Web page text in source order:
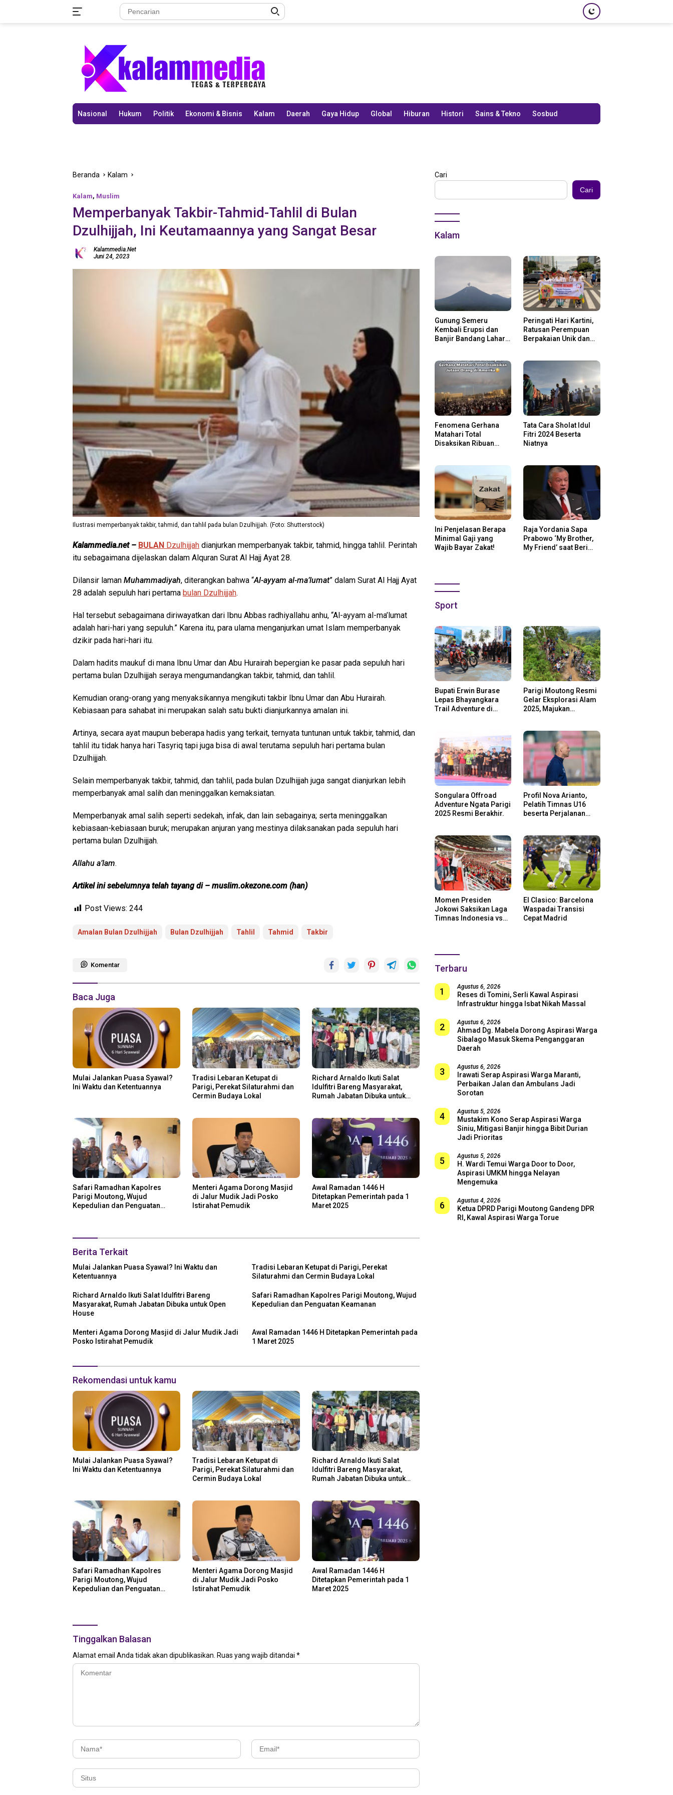
Nasional Hukum Politik Ekonomi & Bisnis Kalam Daerah Gaya Hidup Global Hiburan Histori Sains & Tekno Sosbud
Beranda Kalam
Kalam, Muslim
Memperbanyak Takbir-Tahmid-Tahlil di Bulan
Dzulhijjah, Ini Keutamaannya yang Sangat Besar
Kalammedia.net
Juni 24, 2023
Ilustrasi memperbanyak takbir, tahmid, dan tahlil pada bulan Dzulhijjah. (Foto: Shutterstock)
Kalammedia.net – BULAN Dzulhijjah dianjurkan memperbanyak takbir, tahmid, hingga tahlil. Perintah
itu sebagaimana dijelaskan dalam Alquran Surat Al Hajj Ayat 28.
Dilansir laman Muhammadiyah, diterangkan bahwa “Al-ayyam al-ma’lumat” dalam Surat Al Hajj Ayat
28 adalah sepuluh hari pertama bulan Dzulhijjah.
Hal tersebut sebagaimana diriwayatkan dari Ibnu Abbas radhiyallahu anhu, “Al-ayyam al-ma’lumat
adalah hari-hari yang sepuluh.” Karena itu, para ulama menganjurkan umat Islam memperbanyak
dzikir pada hari-hari itu.
Dalam hadits maukuf di mana Ibnu Umar dan Abu Hurairah bepergian ke pasar pada sepuluh hari
pertama bulan Dzulhijjah seraya mengumandangkan takbir, tahmid, dan tahlil.
Kemudian orang-orang yang menyaksikannya mengikuti takbir Ibnu Umar dan Abu Hurairah.
Kebiasaan para sahabat ini merupakan salah satu bukti dianjurkannya amalan ini.
Artinya, secara ayat maupun beberapa hadis yang terkait, ternyata tuntunan untuk takbir, tahmid, dan
tahlil itu tidak hanya hari Tasyriq tapi juga bisa di awal terutama sepuluh hari pertama bulan
Dzulhijjah.
Selain memperbanyak takbir, tahmid, dan tahlil, pada bulan Dzulhijjah juga sangat dianjurkan lebih
memperbanyak amal salih dan meninggalkan kemaksiatan.
Memperbanyak amal salih seperti sedekah, infak, dan lain sebagainya; serta meninggalkan
kebiasaan-kebiasaan buruk; merupakan anjuran yang mestinya dilaksanakan pada sepuluh hari
pertama bulan Dzulhijjah.
Allahu a’lam.
Artikel ini sebelumnya telah tayang di – muslim.okezone.com (han)
Post Views: 244
Amalan Bulan Dzulhijjah Bulan Dzulhijjah Tahlil Tahmid Takbir
Komentar
Baca Juga
Mulai Jalankan Puasa Syawal?
Ini Waktu dan Ketentuannya
Tradisi Lebaran Ketupat di
Parigi, Perekat Silaturahmi dan
Cermin Budaya Lokal
Richard Arnaldo Ikuti Salat
Idulfitri Bareng Masyarakat,
Rumah Jabatan Dibuka untuk
Safari Ramadhan Kapolres
Parigi Moutong, Wujud
Kepedulian dan Penguatan
Menteri Agama Dorong Masjid
di Jalur Mudik Jadi Posko
Istirahat Pemudik
Awal Ramadan 1446 H
Ditetapkan Pemerintah pada 1
Maret 2025
Berita Terkait
Mulai Jalankan Puasa Syawal? Ini Waktu dan
Ketentuannya
Tradisi Lebaran Ketupat di Parigi, Perekat
Silaturahmi dan Cermin Budaya Lokal
Richard Arnaldo Ikuti Salat Idulfitri Bareng
Masyarakat, Rumah Jabatan Dibuka untuk Open
House
Safari Ramadhan Kapolres Parigi Moutong, Wujud
Kepedulian dan Penguatan Keamanan
Menteri Agama Dorong Masjid di Jalur Mudik Jadi
Posko Istirahat Pemudik
Awal Ramadan 1446 H Ditetapkan Pemerintah pada
1 Maret 2025
Rekomendasi untuk kamu
Mulai Jalankan Puasa Syawal?
Ini Waktu dan Ketentuannya
Tradisi Lebaran Ketupat di
Parigi, Perekat Silaturahmi dan
Cermin Budaya Lokal
Richard Arnaldo Ikuti Salat
Idulfitri Bareng Masyarakat,
Rumah Jabatan Dibuka untuk
Safari Ramadhan Kapolres
Parigi Moutong, Wujud
Kepedulian dan Penguatan
Menteri Agama Dorong Masjid
di Jalur Mudik Jadi Posko
Istirahat Pemudik
Awal Ramadan 1446 H
Ditetapkan Pemerintah pada 1
Maret 2025
Tinggalkan Balasan
Alamat email Anda tidak akan dipublikasikan. Ruas yang wajib ditandai *
Cari
Cari
Kalam
Gunung Semeru
Kembali Erupsi dan
Banjir Bandang Lahar
Peringati Hari Kartini,
Ratusan Perempuan
Berpakaian Unik dan
Fenomena Gerhana
Matahari Total
Disaksikan Ribuan
Tata Cara Sholat Idul
Fitri 2024 Beserta
Niatnya
Ini Penjelasan Berapa
Minimal Gaji yang
Wajib Bayar Zakat!
Raja Yordania Sapa
Prabowo ‘My Brother,
My Friend’ saat Beri
Sport
Bupati Erwin Burase
Lepas Bhayangkara
Trail Adventure di
Parigi Moutong Resmi
Gelar Eksplorasi Alam
2025, Majukan
Songulara Offroad
Adventure Ngata Parigi
2025 Resmi Berakhir.
Profil Nova Arianto,
Pelatih Timnas U16
beserta Perjalanan
Momen Presiden
Jokowi Saksikan Laga
Timnas Indonesia vs
El Clasico: Barcelona
Waspadai Transisi
Cepat Madrid
Terbaru
1 Agustus 6, 2026
Reses di Tomini, Serli Kawal Aspirasi
Infrastruktur hingga Isbat Nikah Massal
2 Agustus 6, 2026
Ahmad Dg. Mabela Dorong Aspirasi Warga
Sibalago Masuk Skema Penganggaran
Daerah
3 Agustus 6, 2026
Irawati Serap Aspirasi Warga Maranti,
Perbaikan Jalan dan Ambulans Jadi
Sorotan
4 Agustus 5, 2026
Mustakim Kono Serap Aspirasi Warga
Siniu, Mitigasi Banjir hingga Bibit Durian
Jadi Prioritas
5 Agustus 5, 2026
H. Wardi Temui Warga Door to Door,
Aspirasi UMKM hingga Nelayan
Mengemuka
6 Agustus 4, 2026
Ketua DPRD Parigi Moutong Gandeng DPR
RI, Kawal Aspirasi Warga Torue